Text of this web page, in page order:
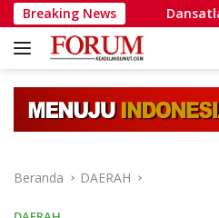
Langsung
ke
konten
Breaking NewsDansatlat Brimob
Beranda DAERAH